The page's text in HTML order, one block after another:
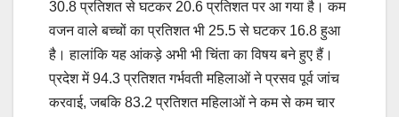
30.8 प्रतिशत से घटकर 20.6 प्रतिशत पर आ गया है। कम
वजन वाले बच्चों का प्रतिशत भी 25.5 से घटकर 16.8 हुआ
है। हालांकि यह आंकड़े अभी भी चिंता का विषय बने हुए हैं।
प्रदेश में 94.3 प्रतिशत गर्भवती महिलाओं ने प्रसव पूर्व जांच
करवाई, जबकि 83.2 प्रतिशत महिलाओं ने कम से कम चार